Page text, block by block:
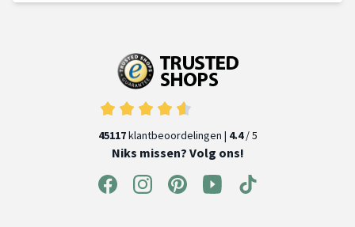
45117klantbeoordelingen | 4.4/ 5
Niks missen? Volg ons!